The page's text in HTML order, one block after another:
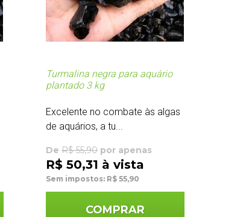
Turmalina negra para aquário
plantado 3 kg
Excelente no combate às algas
de aquários, a tu...
De R$ 55,90por apenas
R$ 50,31 à vista
Sem impostos: R$ 55,90
COMPRAR